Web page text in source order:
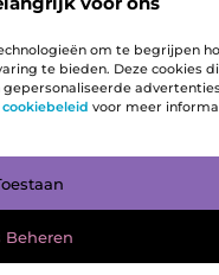
om te begrijpen
te bieden. Deze cookies
cookiebeleid voor meer
Beheren